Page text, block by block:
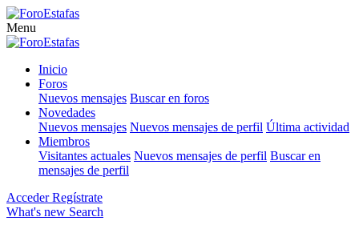
Menu
Inicio
Foros
Nuevos mensajes Buscar en foros
Novedades
Nuevos mensajes Nuevos mensajes de perfil Última actividad
Miembros
Visitantes actuales Nuevos mensajes de perfil Buscar en
mensajes de perfil
Acceder Regístrate
What's new Search